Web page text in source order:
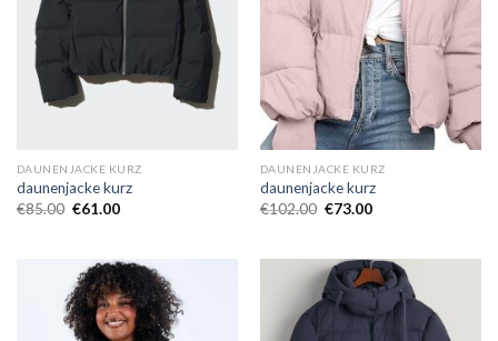
DAUNENJACKE KURZ
daunenjacke kurz
€85.00 €61.00
DAUNENJACKE KURZ
daunenjacke kurz
€102.00 €73.00